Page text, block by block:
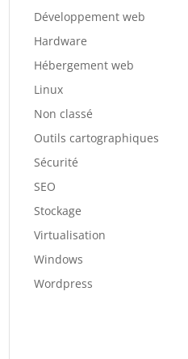
Développement web
Hardware
Hébergement web
Linux
Non classé
Outils cartographiques
Sécurité
SEO
Stockage
Virtualisation
Windows
Wordpress